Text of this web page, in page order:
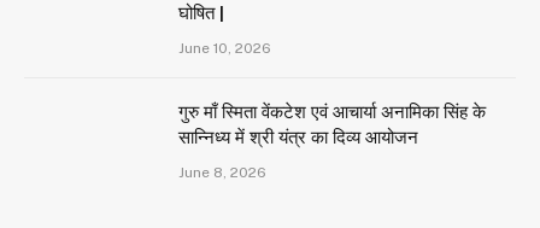
घोषित |
June 10, 2026
गुरु माँ स्मिता वेंकटेश एवं आचार्या अनामिका सिंह के
सान्निध्य में श्री यंत्र का दिव्य आयोजन
June 8, 2026